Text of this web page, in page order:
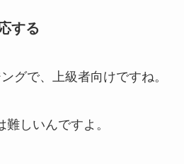
する
グで、上級者向けですね。
しいんですよ。